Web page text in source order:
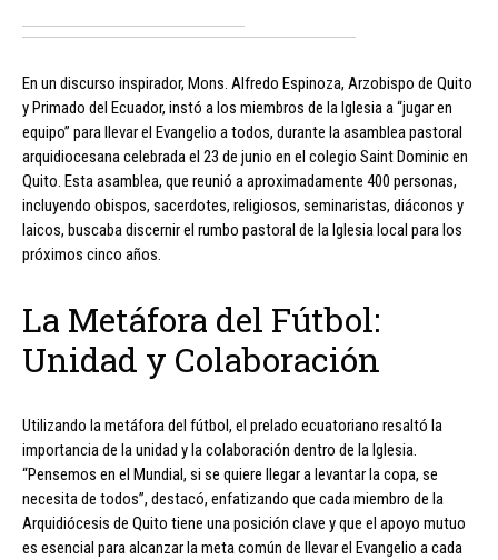
En un discurso inspirador, Mons. Alfredo Espinoza, Arzobispo de Quito
y Primado del Ecuador, instó a los miembros de la Iglesia a “jugar en
equipo” para llevar el Evangelio a todos, durante la asamblea pastoral
arquidiocesana celebrada el 23 de junio en el colegio Saint Dominic en
Quito. Esta asamblea, que reunió a aproximadamente 400 personas,
incluyendo obispos, sacerdotes, religiosos, seminaristas, diáconos y
laicos, buscaba discernir el rumbo pastoral de la Iglesia local para los
próximos cinco años.
La Metáfora del Fútbol:
Unidad y Colaboración
Utilizando la metáfora del fútbol, el prelado ecuatoriano resaltó la
importancia de la unidad y la colaboración dentro de la Iglesia.
“Pensemos en el Mundial, si se quiere llegar a levantar la copa, se
necesita de todos”, destacó, enfatizando que cada miembro de la
Arquidiócesis de Quito tiene una posición clave y que el apoyo mutuo
es esencial para alcanzar la meta común de llevar el Evangelio a cada